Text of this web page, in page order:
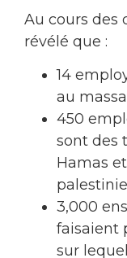
Au cours des
révélé que :
14
au
450
sont des
Hamas
3,000
faisaient
sur